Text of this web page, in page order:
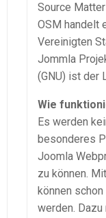
Source
OSM handelt
Vereinigten
Jommla
(GNU) ist der
Wie
Es werden
besonderes
Joomla
zu können.
können
werden.